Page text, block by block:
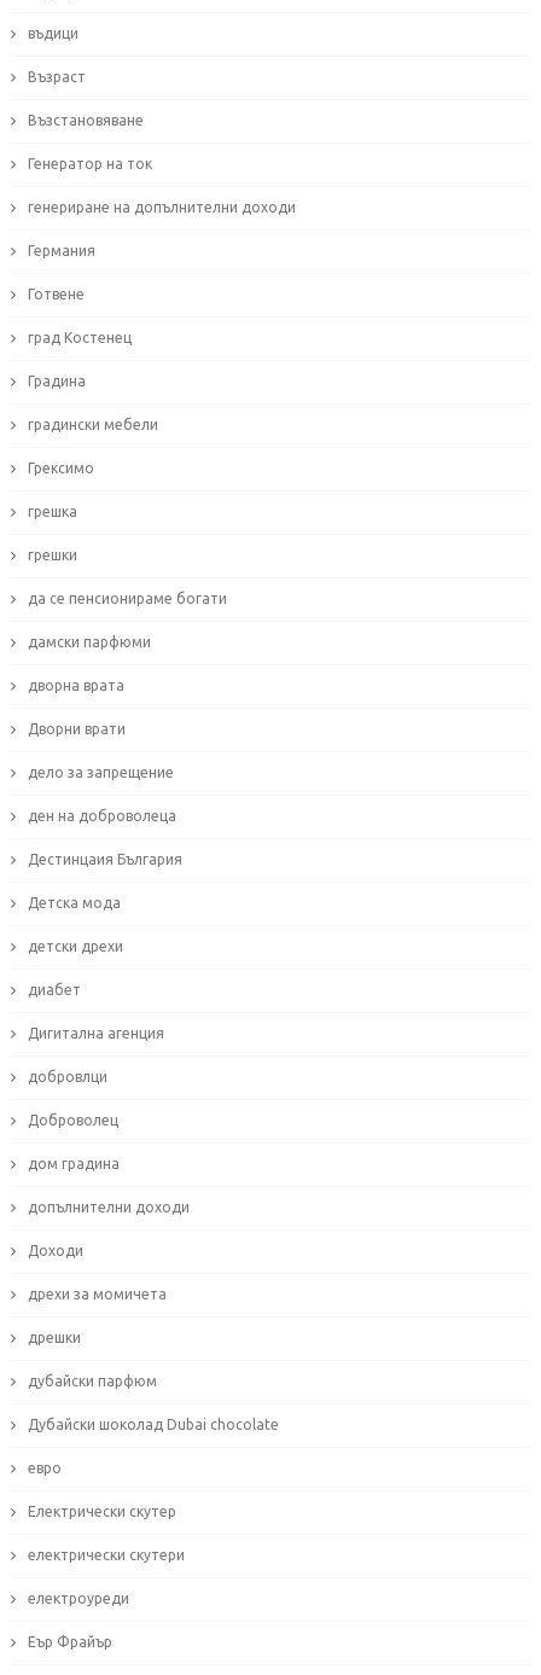
въдици
Възраст
Възстановяване
Генератор на ток
генериране на допълнителни доходи
Германия
Готвене
град Костенец
Градина
градински мебели
Грексимо
грешка
грешки
да се пенсионираме богати
дамски парфюми
дворна врата
Дворни врати
дело за запрещение
ден на доброволеца
Дестинцаия България
Детска мода
детски дрехи
диабет
Дигитална агенция
добровлци
Доброволец
дом градина
допълнителни доходи
Доходи
дрехи за момичета
дрешки
дубайски парфюм
Дубайски шоколад Dubai chocolate
евро
Електрически скутер
електрически скутери
електроуреди
Еър Фрайър